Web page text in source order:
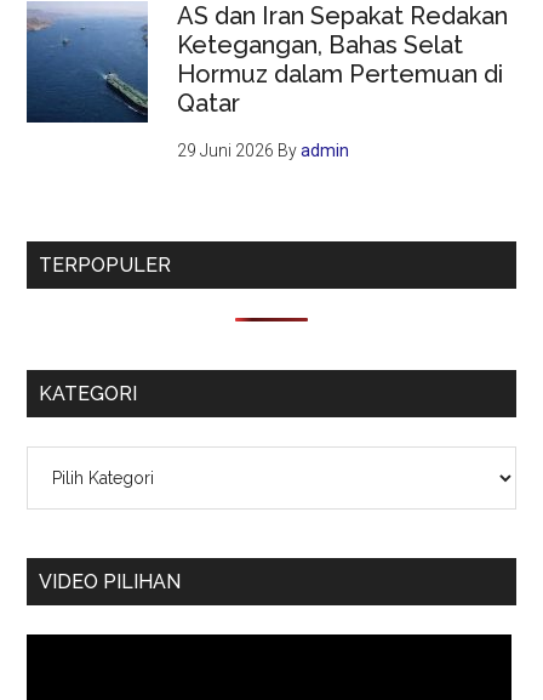
AS dan Iran Sepakat Redakan
Ketegangan, Bahas Selat
Hormuz dalam Pertemuan di
Qatar
29 Juni 2026 Byadmin
TERPOPULER
KATEGORI
VIDEO PILIHAN